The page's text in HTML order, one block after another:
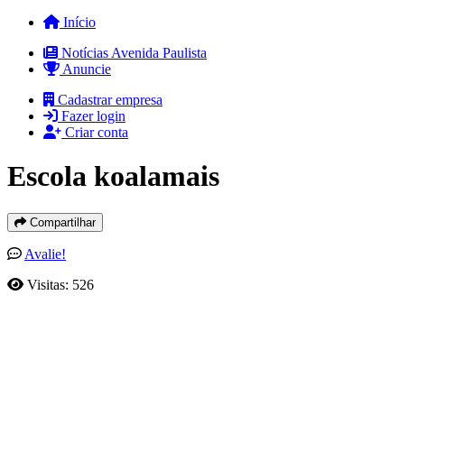
Início
Notícias Avenida Paulista
Anuncie
Cadastrar empresa
Fazer login
Criar conta
Escola koalamais
Compartilhar
Avalie!
Visitas: 526